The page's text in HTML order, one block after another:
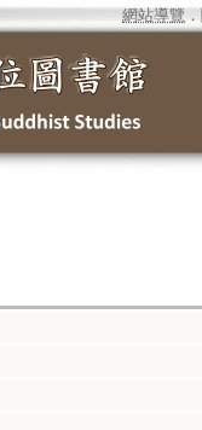
網站導覽 ．